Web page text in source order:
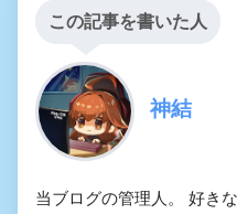
この記事を書いた人
神結
当ブログの管理人。 好き